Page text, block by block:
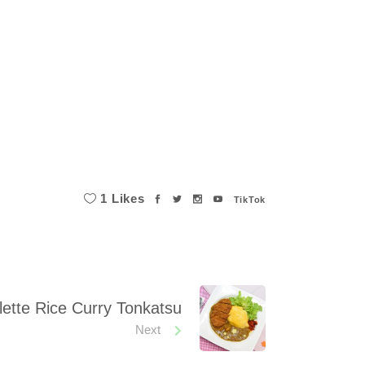
1 Likes TikTok
Rice Curry Tonkatsu
Next